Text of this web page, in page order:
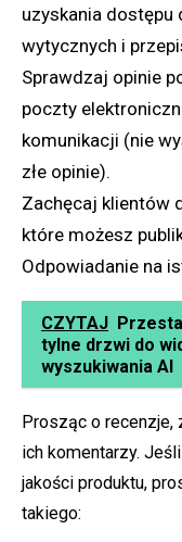
uzyskania dostępu
wytycznych i
Sprawdzaj opinie
poczty
komunikacji (nie
złe opinie).
Zachęcaj klientów
które możesz
Odpowiadanie na
CZYTAJ
tylne drzwi do
wyszukiwania AI
Prosząc o
ich komentarzy.
jakości produktu,
takiego: